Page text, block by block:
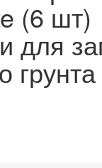
(6 шт)
для